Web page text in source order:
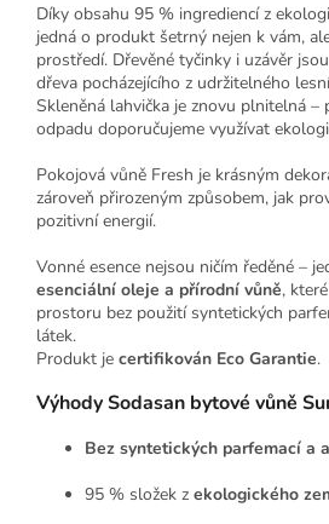
Díky obsahu 95 % ingrediencí z
jedná o produkt šetrný nejen k vám,
prostředí. Dřevěné tyčinky i uzávěr
dřeva pocházejícího z udržitelného
Skleněná lahvička je znovu plnitelná –
odpadu doporučujeme využívat
Pokojová vůně Fresh je krásným
zároveň přirozeným způsobem, jak
pozitivní energií.
Vonné esence nejsou ničím ředěné –
esenciální oleje a přírodní vůně,
prostoru bez použití syntetických
látek.
Produkt je certifikován Eco Garantie.
Výhody Sodasan bytové vůně
Bez syntetických parfemací a
95 % složek z ekologického